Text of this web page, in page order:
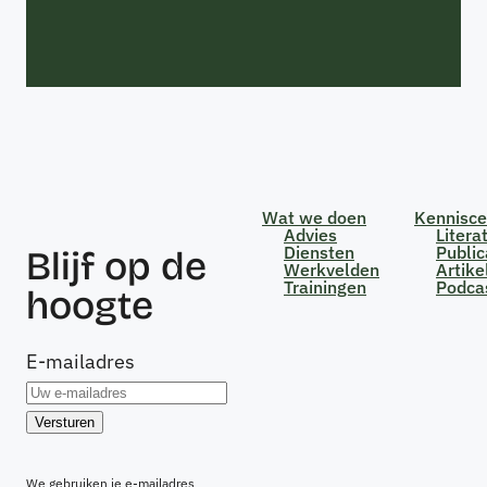
Blijf op de
hoogte
E-mailadres
We gebruiken je e-mailadres
Wat we doen
Advies
Diensten
Werkvelden
Trainingen